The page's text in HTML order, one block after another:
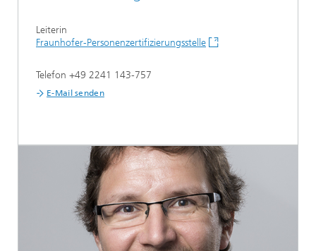
Leiterin
Fraunhofer-Personenzertifizierungsstelle
Telefon +49 2241 143-757
E-Mail senden